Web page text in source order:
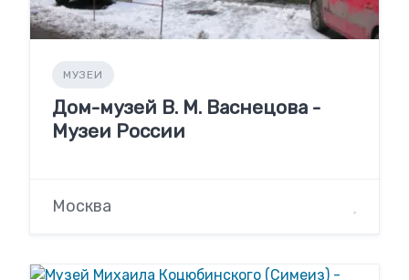
МУЗЕИ
Дом-музей В. М. Васнецова -
Музеи России
Москва